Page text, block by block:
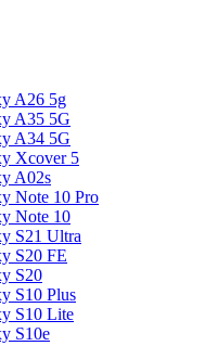
A26 5g
A35 5G
A34 5G
Xcover 5
A02s
Note 10 Pro
Note 10
S21 Ultra
S20 FE
S20
S10 Plus
S10 Lite
S10e